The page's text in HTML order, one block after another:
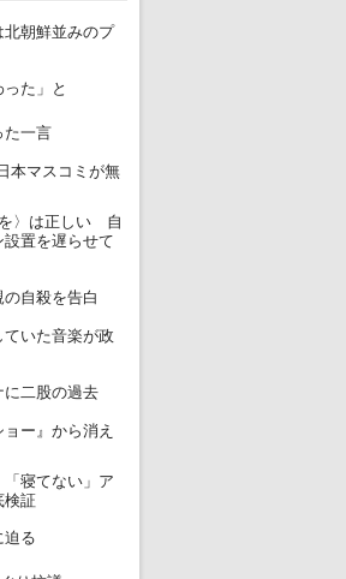
朝鮮並みのプ
た」と
た一言
本マスコミが無
を〉は正しい 自
置を遅らせて
自殺を告白
いた音楽が政
に二股の過去
ー』から消え
寝てない」ア
検証
迫る